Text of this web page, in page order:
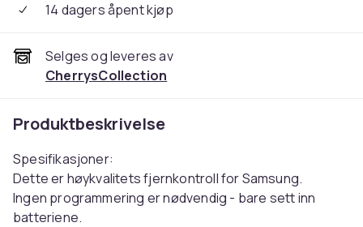
14 dagers åpent kjøp
Selges og leveres av
CherrysCollection
Produktbeskrivelse
Spesifikasjoner:
Dette er høykvalitets fjernkontroll for Samsung.
Ingen programmering er nødvendig - bare sett inn
batteriene.